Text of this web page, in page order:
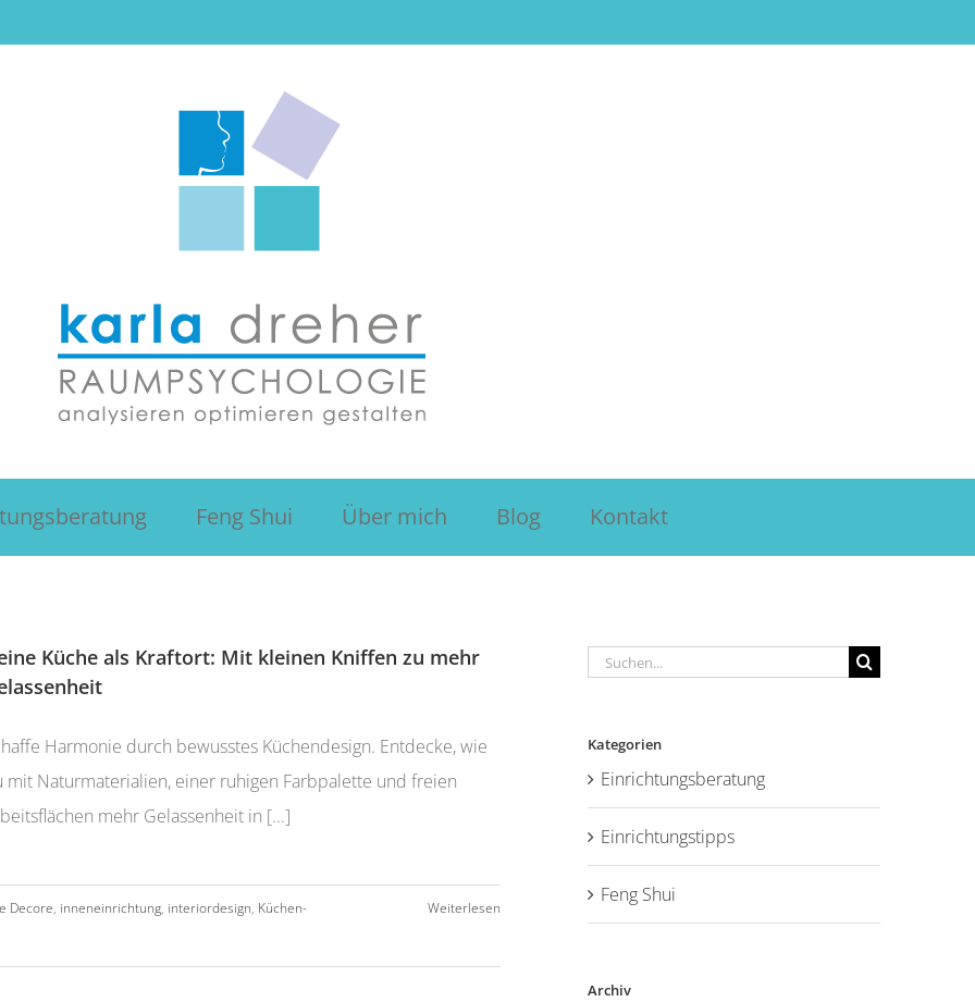
Feng Shui Über mich Blog Kontakt
Küche als Kraftort: Mit kleinen Kniffen zu mehr
Harmonie durch bewusstes Küchendesign. Entdecke, wie
mit Naturmaterialien, einer ruhigen Farbpalette und freien
mehr Gelassenheit in [...]
Decore, inneneinrichtung, interiordesign, Küchen-
Weiterlesen
Suche
Kategorien
Einrichtungsberatung
Einrichtungstipps
Feng Shui
Archiv